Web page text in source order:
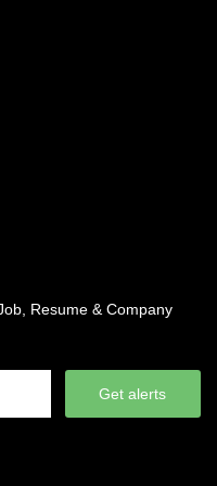
Resume & Company
Get alerts